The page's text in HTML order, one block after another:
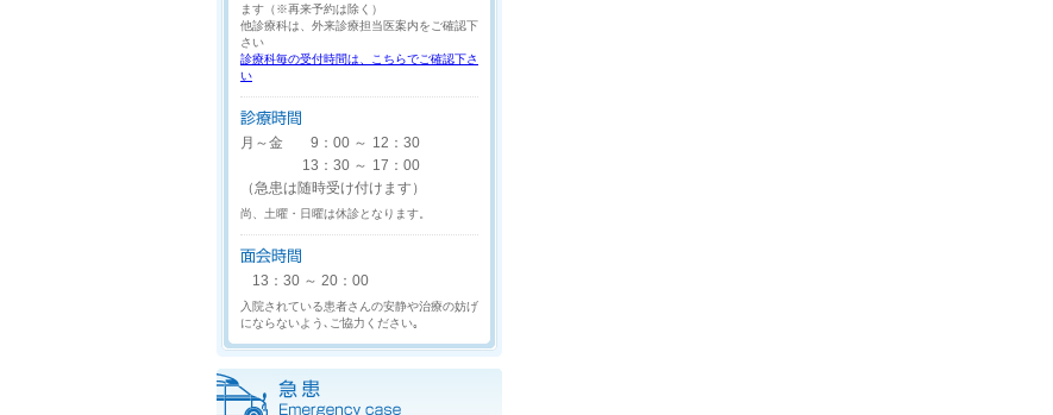
ます（※再来予約は除く）
他診療科は、外来診療担当医案内をご確認下
さい
診療科毎の受付時間は、こちらでご確認下さ
い
月～金 9：00 ～ 12：30
13：30 ～ 17：00
（急患は随時受け付けます）
尚、土曜・日曜は休診となります。
13：30 ～ 20：00
入院されている患者さんの安静や治療の妨げ
にならないよう､ご協力ください｡